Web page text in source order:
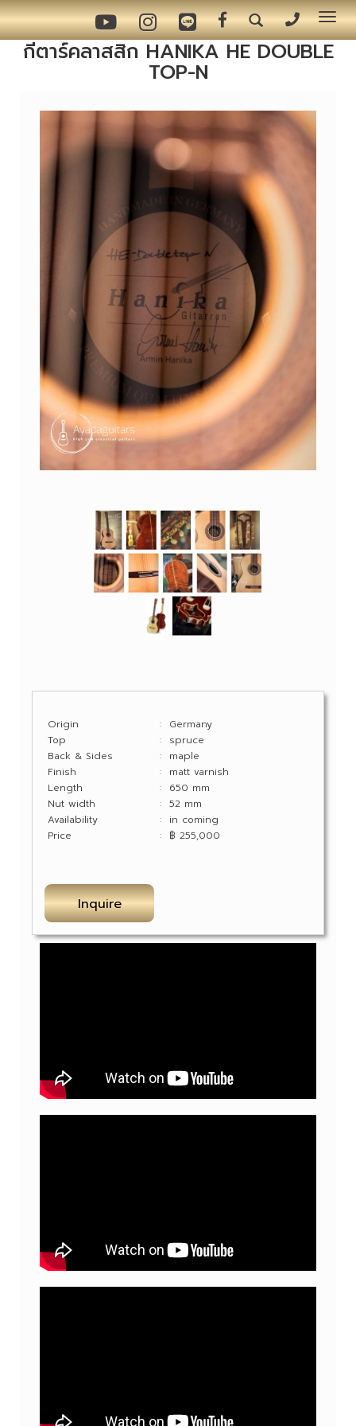
กีตาร์คลาสสิก HANIKA HE DOUBLE
TOP-N
Origin
: Germany
Top
: spruce
Back & Sides
: maple
Finish
: matt varnish
Length
: 650 mm
Nut width
: 52 mm
Availability
: in coming
Price
: ฿ 255,000
Inquire